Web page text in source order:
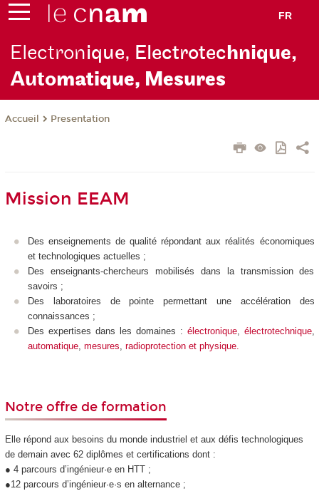
FR
Electronique, Electrotechnique,
Automatique, Mesures
Accueil Presentation
Mission EEAM
Des enseignements de qualité répondant aux réalités économiques
et technologiques actuelles ;
Des enseignants-chercheurs mobilisés dans la transmission des
savoirs ;
Des laboratoires de pointe permettant une accélération des
connaissances ;
Des expertises dans les domaines : électronique, électrotechnique,
automatique, mesures, radioprotection et physique.
Notre offre de formation
Elle répond aux besoins du monde industriel et aux défis technologiques
de demain avec 62 diplômes et certifications dont :
● 4 parcours d’ingénieur·e en HTT;
●12 parcours d’ingénieur·e·s en alternance;